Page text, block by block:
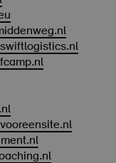
swiftlogistics.nl